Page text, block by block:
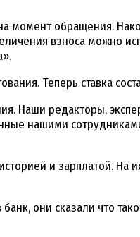
момент обращения.
взноса можно
Теперь ставка
Наши редакторы,
нашими
и зарплатой. На
они сказали что